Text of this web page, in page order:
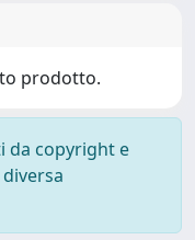
prodotto.
da copyright e